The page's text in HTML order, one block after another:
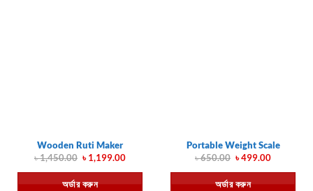
Wooden Ruti Maker
৳1,450.00 Original
price
was:
৳ 1,450.00.
৳1,199.00Current
is:
৳ 1,199.00.
অর্ডার করুন
Portable Weight Scale
৳650.00 Original
was:
৳ 650.00.
৳499.00Current
is:
৳ 499.00.
অর্ডার করুন